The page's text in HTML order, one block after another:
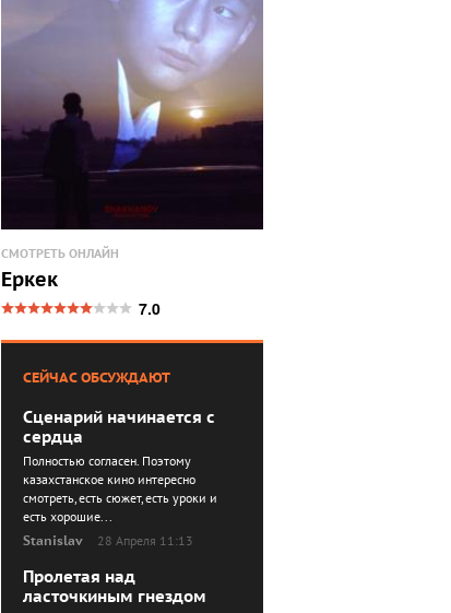
СМОТРЕТЬ ОНЛАЙН
Еркек
7.0
СЕЙЧАС ОБСУЖДАЮТ
Сценарий начинается с
сердца
Полностью согласен. Поэтому
казахстанское кино интересно
смотреть, есть сюжет, есть уроки и
есть хорошие...
Stanislav
28 Апреля 11:13
Пролетая над
ласточкиным гнездом